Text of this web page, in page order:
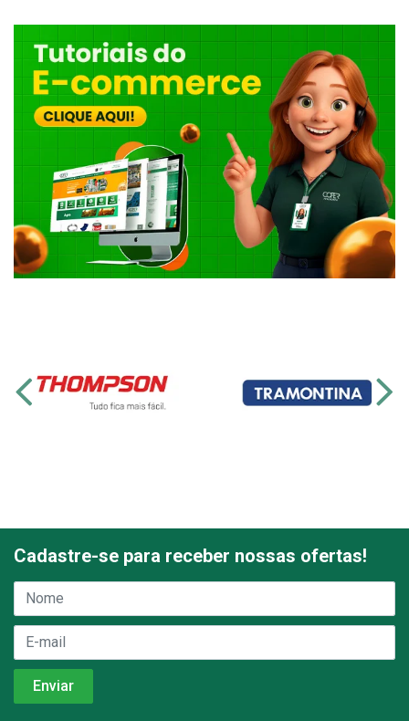
Cadastre-se para receber nossas ofertas!